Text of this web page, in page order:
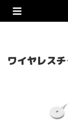
ワイヤレス